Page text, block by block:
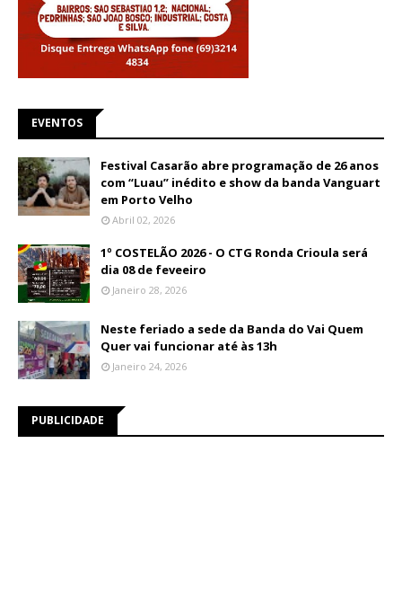
EVENTOS
Festival Casarão abre programação de 26 anos
com “Luau” inédito e show da banda Vanguart
em Porto Velho
Abril 02, 2026
1º COSTELÃO 2026 - O CTG Ronda Crioula será
dia 08 de feveeiro
Janeiro 28, 2026
Neste feriado a sede da Banda do Vai Quem
Quer vai funcionar até às 13h
Janeiro 24, 2026
PUBLICIDADE